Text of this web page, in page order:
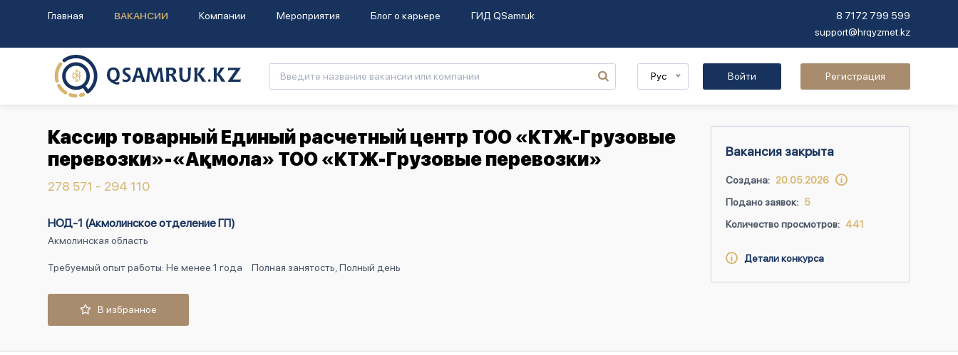
Главная ВАКАНСИИ Компании Мероприятия Блог о карьере ГИД QSamruk
8 7172 799 599
support@hrqyzmet.kz
Рус Войти Регистрация
Кассир товарный Единый расчетный центр ТОО «КТЖ-Грузовые
перевозки»-«Ақмола» ТОО «КТЖ-Грузовые перевозки»
278 571 - 294 110
НОД-1 (Акмолинское отделение ГП)
Акмолинская область
Требуемый опыт работы: Не менее 1 года Полная занятость, Полный день
Вакансия закрыта
Создана: 20.05.2026
Подано заявок: 5
Количество просмотров: 441
Детали конкурса
В избранное